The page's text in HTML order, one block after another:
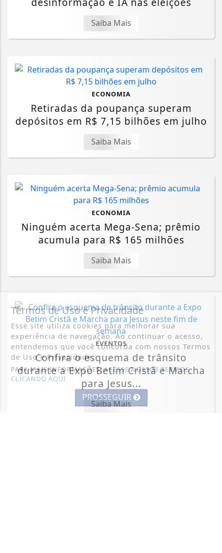
Saiba Mais
ECONOMIA
Retiradas da poupança superam
depósitos em R$ 7,15 bilhões em julho
Saiba Mais
ECONOMIA
Ninguém acerta Mega-Sena; prêmio
acumula para R$ 165 milhões
Saiba Mais
EVENTOS
Confira o esquema de trânsito
durante a Expo Betim Cristã e Marcha
para Jesus...
Saiba Mais
Termos de Uso e Privacidade
Esse site utiliza cookies para melhorar sua
experiência de navegação. Ao continuar o acesso,
entendemos que você concorda com nossos Termos
de Uso e Privacidade.
PARA MAIS INFORMAÇÕES,ACESSE NOSSOS TERMOS
CLICANDO AQUI
PROSSEGUIR